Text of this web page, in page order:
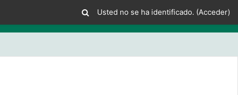
Usted no se ha identificado. (Acceder)